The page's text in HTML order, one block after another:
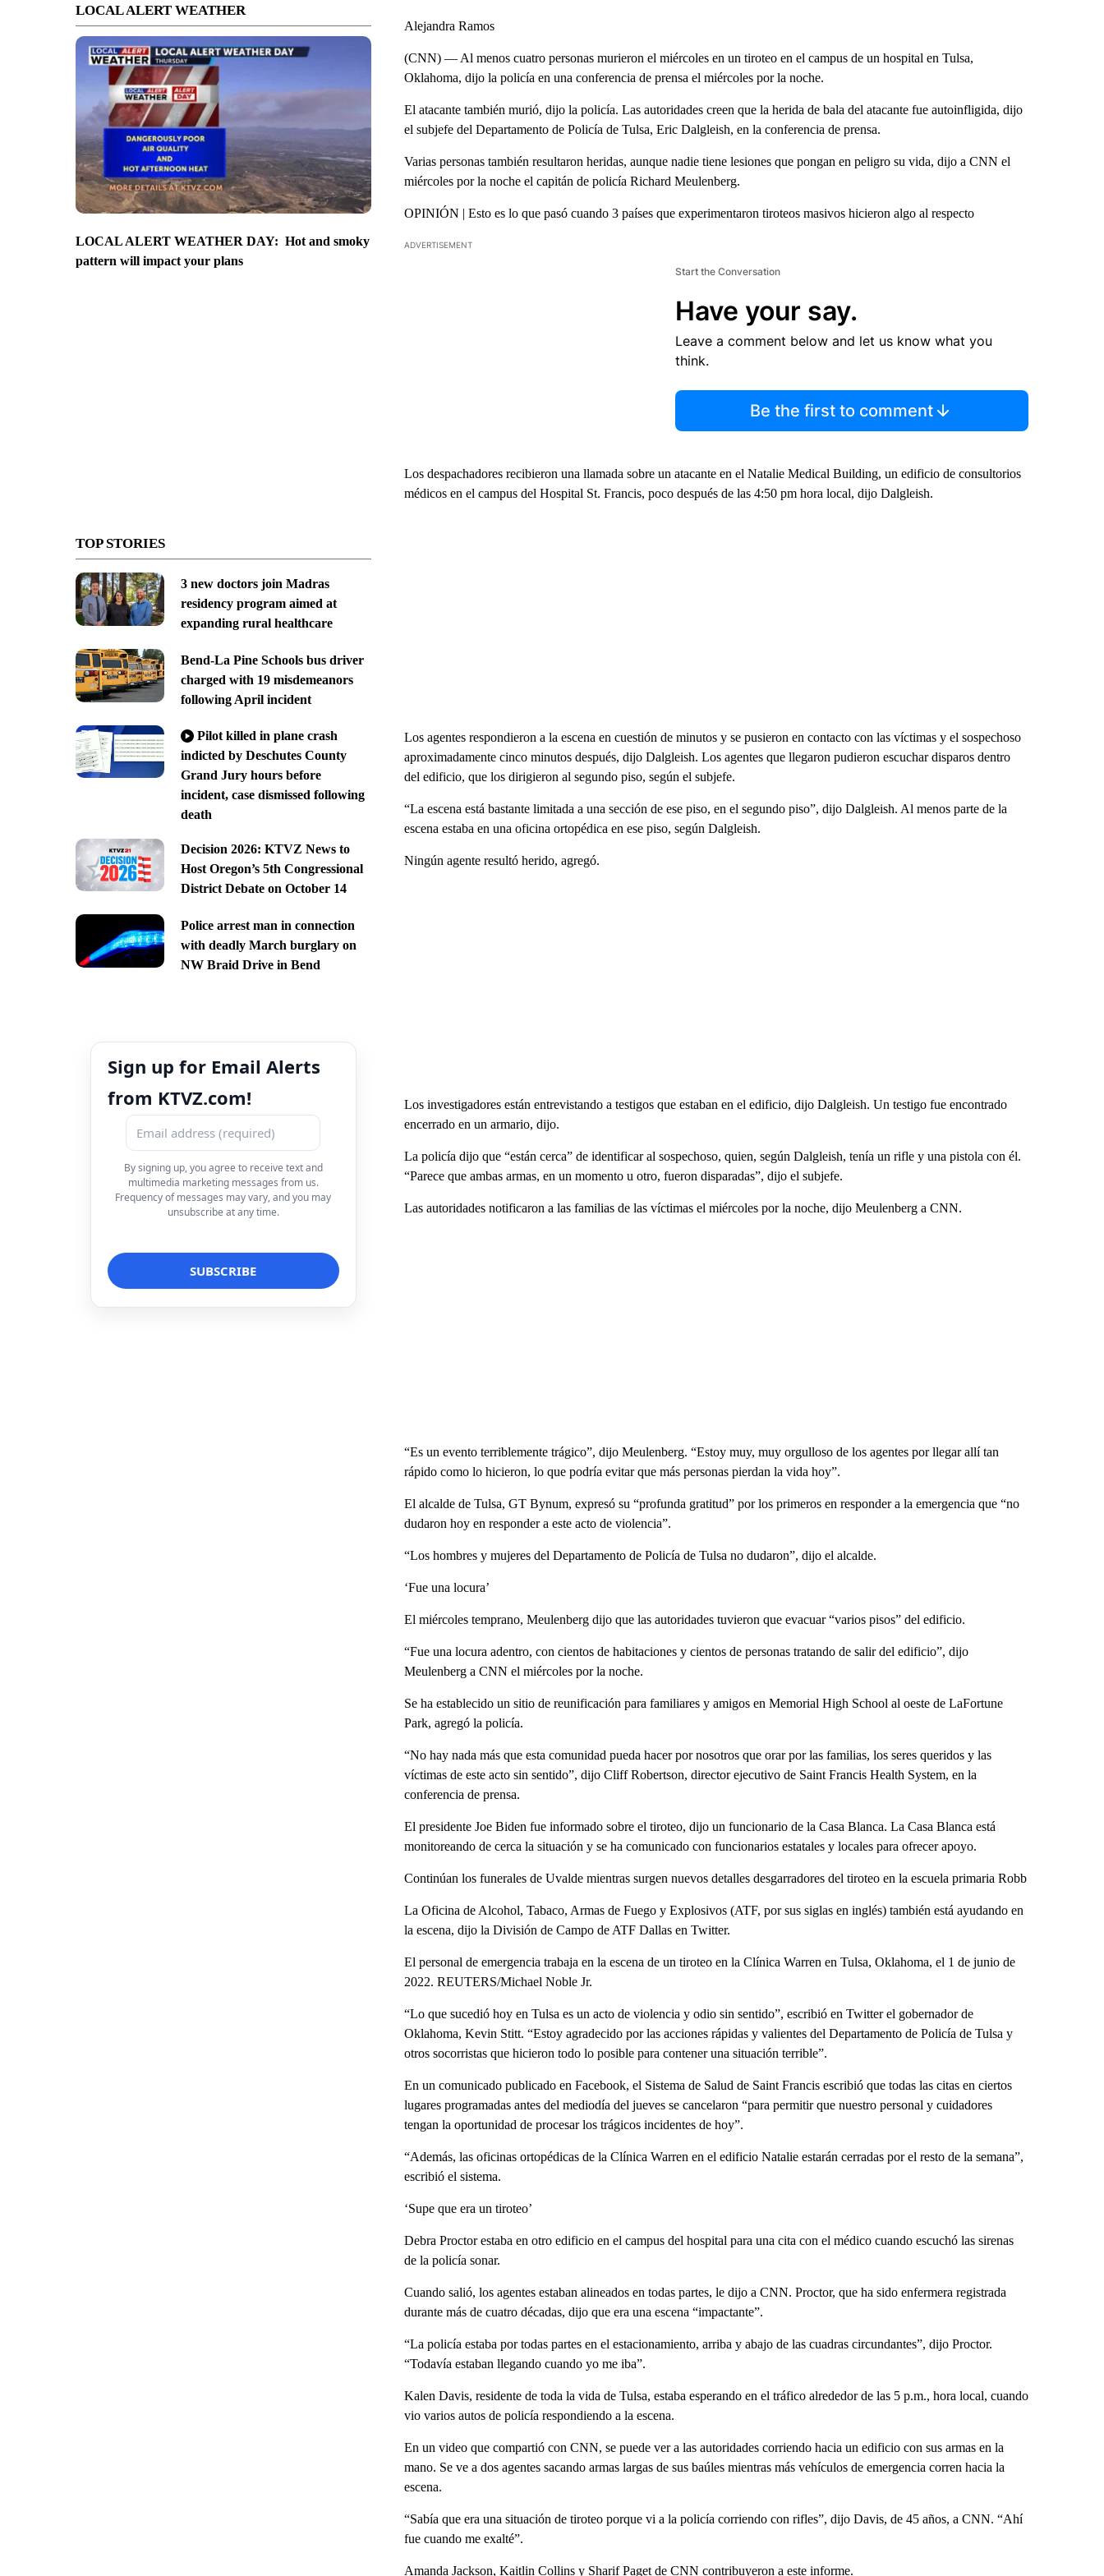
LOCAL ALERT WEATHER
LOCAL ALERT WEATHER DAY: Hot and smoky
pattern will impact your plans
TOP STORIES
3 new doctors join Madras
residency program aimed at
expanding rural healthcare
Bend-La Pine Schools bus driver
charged with 19 misdemeanors
following April incident
Pilot killed in plane crash
indicted by Deschutes County
Grand Jury hours before
incident, case dismissed following
death
Decision 2026: KTVZ News to
Host Oregon’s 5th Congressional
District Debate on October 14
Police arrest man in connection
with deadly March burglary on
NW Braid Drive in Bend
Sign up for Email Alerts
from KTVZ.com!
By signing up, you agree to receive text and
multimedia marketing messages from us.
Frequency of messages may vary, and you may
unsubscribe at any time.
Alejandra Ramos
(CNN) — Al menos cuatro personas murieron el miércoles en un tiroteo en el campus de un hospital en Tulsa,
Oklahoma, dijo la policía en una conferencia de prensa el miércoles por la noche.
El atacante también murió, dijo la policía. Las autoridades creen que la herida de bala del atacante fue autoinfligida, dijo
el subjefe del Departamento de Policía de Tulsa, Eric Dalgleish, en la conferencia de prensa.
Varias personas también resultaron heridas, aunque nadie tiene lesiones que pongan en peligro su vida, dijo a CNN el
miércoles por la noche el capitán de policía Richard Meulenberg.
OPINIÓN | Esto es lo que pasó cuando 3 países que experimentaron tiroteos masivos hicieron algo al respecto
ADVERTISEMENT
Start the Conversation
Have your say.
Leave a comment below and let us know what you
think.
Be the first to comment
Los despachadores recibieron una llamada sobre un atacante en el Natalie Medical Building, un edificio de consultorios
médicos en el campus del Hospital St. Francis, poco después de las 4:50 pm hora local, dijo Dalgleish.
Los agentes respondieron a la escena en cuestión de minutos y se pusieron en contacto con las víctimas y el sospechoso
aproximadamente cinco minutos después, dijo Dalgleish. Los agentes que llegaron pudieron escuchar disparos dentro
del edificio, que los dirigieron al segundo piso, según el subjefe.
“La escena está bastante limitada a una sección de ese piso, en el segundo piso”, dijo Dalgleish. Al menos parte de la
escena estaba en una oficina ortopédica en ese piso, según Dalgleish.
Ningún agente resultó herido, agregó.
Los investigadores están entrevistando a testigos que estaban en el edificio, dijo Dalgleish. Un testigo fue encontrado
encerrado en un armario, dijo.
La policía dijo que “están cerca” de identificar al sospechoso, quien, según Dalgleish, tenía un rifle y una pistola con él.
“Parece que ambas armas, en un momento u otro, fueron disparadas”, dijo el subjefe.
Las autoridades notificaron a las familias de las víctimas el miércoles por la noche, dijo Meulenberg a CNN.
“Es un evento terriblemente trágico”, dijo Meulenberg. “Estoy muy, muy orgulloso de los agentes por llegar allí tan
rápido como lo hicieron, lo que podría evitar que más personas pierdan la vida hoy”.
El alcalde de Tulsa, GT Bynum, expresó su “profunda gratitud” por los primeros en responder a la emergencia que “no
dudaron hoy en responder a este acto de violencia”.
“Los hombres y mujeres del Departamento de Policía de Tulsa no dudaron”, dijo el alcalde.
‘Fue una locura’
El miércoles temprano, Meulenberg dijo que las autoridades tuvieron que evacuar “varios pisos” del edificio.
“Fue una locura adentro, con cientos de habitaciones y cientos de personas tratando de salir del edificio”, dijo
Meulenberg a CNN el miércoles por la noche.
Se ha establecido un sitio de reunificación para familiares y amigos en Memorial High School al oeste de LaFortune
Park, agregó la policía.
“No hay nada más que esta comunidad pueda hacer por nosotros que orar por las familias, los seres queridos y las
víctimas de este acto sin sentido”, dijo Cliff Robertson, director ejecutivo de Saint Francis Health System, en la
conferencia de prensa.
El presidente Joe Biden fue informado sobre el tiroteo, dijo un funcionario de la Casa Blanca. La Casa Blanca está
monitoreando de cerca la situación y se ha comunicado con funcionarios estatales y locales para ofrecer apoyo.
Continúan los funerales de Uvalde mientras surgen nuevos detalles desgarradores del tiroteo en la escuela primaria Robb
La Oficina de Alcohol, Tabaco, Armas de Fuego y Explosivos (ATF, por sus siglas en inglés) también está ayudando en
la escena, dijo la División de Campo de ATF Dallas en Twitter.
El personal de emergencia trabaja en la escena de un tiroteo en la Clínica Warren en Tulsa, Oklahoma, el 1 de junio de
2022. REUTERS/Michael Noble Jr.
“Lo que sucedió hoy en Tulsa es un acto de violencia y odio sin sentido”, escribió en Twitter el gobernador de
Oklahoma, Kevin Stitt. “Estoy agradecido por las acciones rápidas y valientes del Departamento de Policía de Tulsa y
otros socorristas que hicieron todo lo posible para contener una situación terrible”.
En un comunicado publicado en Facebook, el Sistema de Salud de Saint Francis escribió que todas las citas en ciertos
lugares programadas antes del mediodía del jueves se cancelaron “para permitir que nuestro personal y cuidadores
tengan la oportunidad de procesar los trágicos incidentes de hoy”.
“Además, las oficinas ortopédicas de la Clínica Warren en el edificio Natalie estarán cerradas por el resto de la semana”,
escribió el sistema.
‘Supe que era un tiroteo’
Debra Proctor estaba en otro edificio en el campus del hospital para una cita con el médico cuando escuchó las sirenas
de la policía sonar.
Cuando salió, los agentes estaban alineados en todas partes, le dijo a CNN. Proctor, que ha sido enfermera registrada
durante más de cuatro décadas, dijo que era una escena “impactante”.
“La policía estaba por todas partes en el estacionamiento, arriba y abajo de las cuadras circundantes”, dijo Proctor.
“Todavía estaban llegando cuando yo me iba”.
Kalen Davis, residente de toda la vida de Tulsa, estaba esperando en el tráfico alrededor de las 5 p.m., hora local, cuando
vio varios autos de policía respondiendo a la escena.
En un video que compartió con CNN, se puede ver a las autoridades corriendo hacia un edificio con sus armas en la
mano. Se ve a dos agentes sacando armas largas de sus baúles mientras más vehículos de emergencia corren hacia la
escena.
“Sabía que era una situación de tiroteo porque vi a la policía corriendo con rifles”, dijo Davis, de 45 años, a CNN. “Ahí
fue cuando me exalté”.
Amanda Jackson, Kaitlin Collins y Sharif Paget de CNN contribuyeron a este informe.